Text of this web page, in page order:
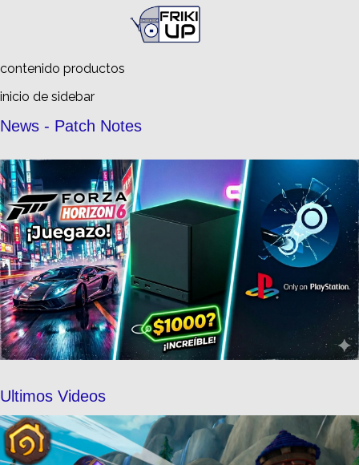
Busca en
FrikiUp
contenido productos
inicio de sidebar
News - Patch Notes
Ultimos Videos